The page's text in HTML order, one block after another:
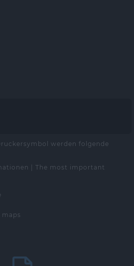
werden folgende
| The most important